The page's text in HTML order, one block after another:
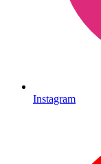
Instagram